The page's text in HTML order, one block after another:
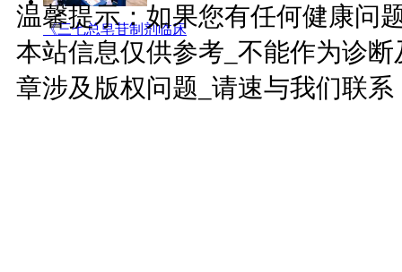
《三七总皂苷制剂临床
温馨提示：如果您有任何健康问
本站信息仅供参考_不能作为诊
章涉及版权问题_请速与我们联系